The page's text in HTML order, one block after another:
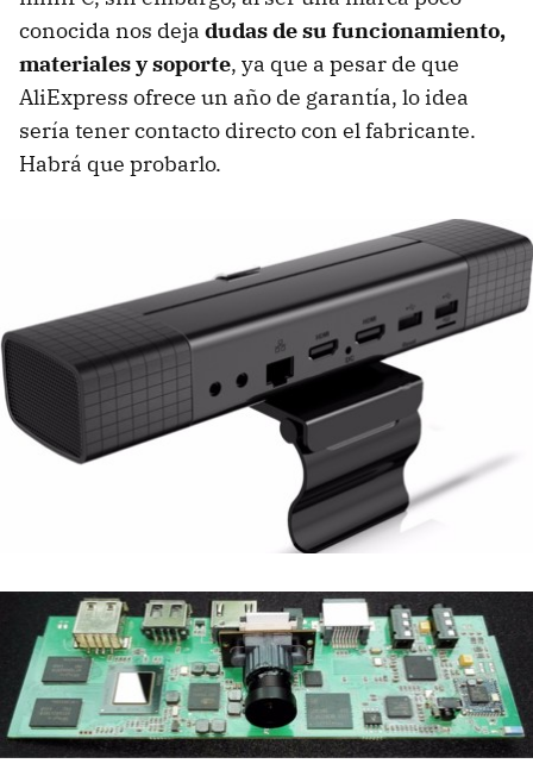
conocida nos deja dudas de su funcionamiento,
materiales y soporte, ya que a pesar de que
AliExpress ofrece un año de garantía, lo idea
sería tener contacto directo con el fabricante.
Habrá que probarlo.